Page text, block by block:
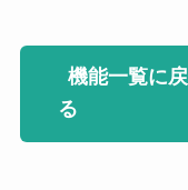
機能一覧に戻
る